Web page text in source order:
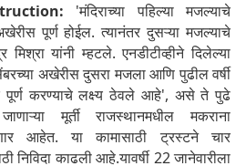
'मंदिराच्या पहिल्या मजल्याचे
पूर्ण होईल. त्यानंतर दुसऱ्या मजल्याचे
यांनी म्हटले. एनडीटीव्हीने दिलेल्या
अखेरीस दुसरा मजला आणि पुढील वर्षी
पूर्ण करण्याचे लक्ष्य ठेवले आहे', असे ते पुढे
मूर्ती राजस्थानमधील मकराना
आहेत. या कामासाठी ट्रस्टने चार
निविदा काढली आहे.यावर्षी 22 जानेवारीला